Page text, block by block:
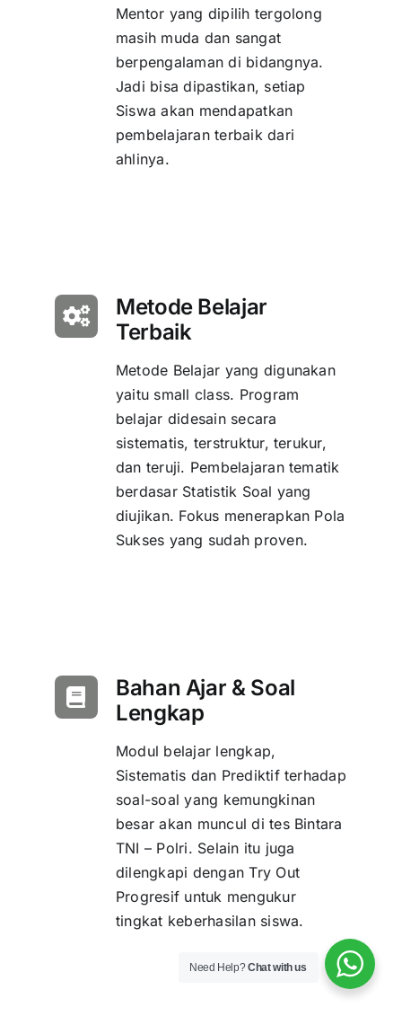
Mentor yang dipilih tergolong
masih muda dan sangat
berpengalaman di bidangnya.
Jadi bisa dipastikan, setiap
Siswa akan mendapatkan
pembelajaran terbaik dari
ahlinya.
Metode Belajar
Terbaik
Metode Belajar yang digunakan
yaitu small class. Program
belajar didesain secara
sistematis, terstruktur, terukur,
dan teruji. Pembelajaran tematik
berdasar Statistik Soal yang
diujikan. Fokus menerapkan Pola
Sukses yang sudah proven.
Bahan Ajar & Soal
Lengkap
Modul belajar lengkap,
Sistematis dan Prediktif terhadap
soal-soal yang kemungkinan
besar akan muncul di tes Bintara
TNI – Polri. Selain itu juga
dilengkapi dengan Try Out
Progresif untuk mengukur
tingkat keberhasilan siswa.
Need Help?Chat with us